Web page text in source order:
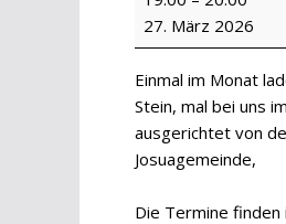
Friedensgebet
27. März 2026
Einmal im Monat
Stein, mal bei uns
ausgerichtet von
Josuagemeinde,
Die Termine finden